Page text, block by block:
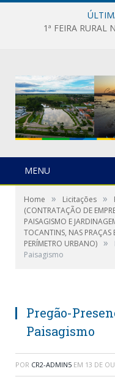
1ª FEIRA RURAL
MENU
Home » Licitações »
(CONTRATAÇÃO DE
PAISAGISMO E
TOCANTINS, NAS PRAÇAS
PERÍMETRO URBANO) »
Paisagismo
Pregão-
Paisagismo
POR CR2-ADMIN5 EM 13 DE